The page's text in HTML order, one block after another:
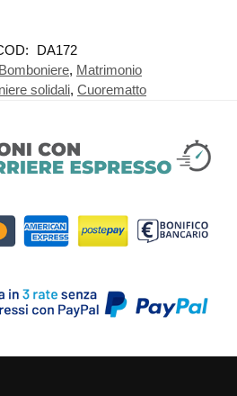
DA172
Bomboniere, Matrimonio
solidali, Cuorematto